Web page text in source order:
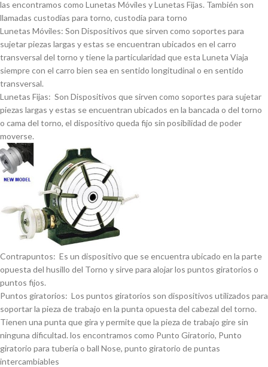
las encontramos como Lunetas Móviles y Lunetas Fijas. También son
llamadas custodias para torno, custodia para torno
Lunetas Móviles: Son Dispositivos que sirven como soportes para
sujetar piezas largas y estas se encuentran ubicados en el carro
transversal del torno y tiene la particularidad que esta Luneta Viaja
siempre con el carro bien sea en sentido longitudinal o en sentido
transversal.
Lunetas Fijas: Son Dispositivos que sirven como soportes para sujetar
piezas largas y estas se encuentran ubicados en la bancada o del torno
o cama del torno, el dispositivo queda fijo sin posibilidad de poder
moverse.
Contrapuntos: Es un dispositivo que se encuentra ubicado en la parte
opuesta del husillo del Torno y sirve para alojar los puntos giratorios o
puntos fijos.
Puntos giratorios: Los puntos giratorios son dispositivos utilizados para
soportar la pieza de trabajo en la punta opuesta del cabezal del torno.
Tienen una punta que gira y permite que la pieza de trabajo gire sin
ninguna dificultad. los encontramos como Punto Giratorio, Punto
giratorio para tuberí­a o ball Nose, punto giratorio de puntas
intercambiables